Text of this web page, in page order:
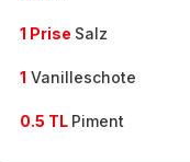
1 Prise Salz
1 Vanilleschote
0.5 TL Piment